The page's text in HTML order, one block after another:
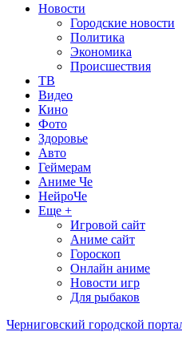
Новости
Городские новости
Политика
Экономика
Происшествия
ТВ
Видео
Кино
Фото
Здоровье
Авто
Геймерам
Аниме Че
НейроЧе
Еще +
Игровой сайт
Аниме сайт
Гороскоп
Онлайн аниме
Новости игр
Для рыбаков
Черниговский городской